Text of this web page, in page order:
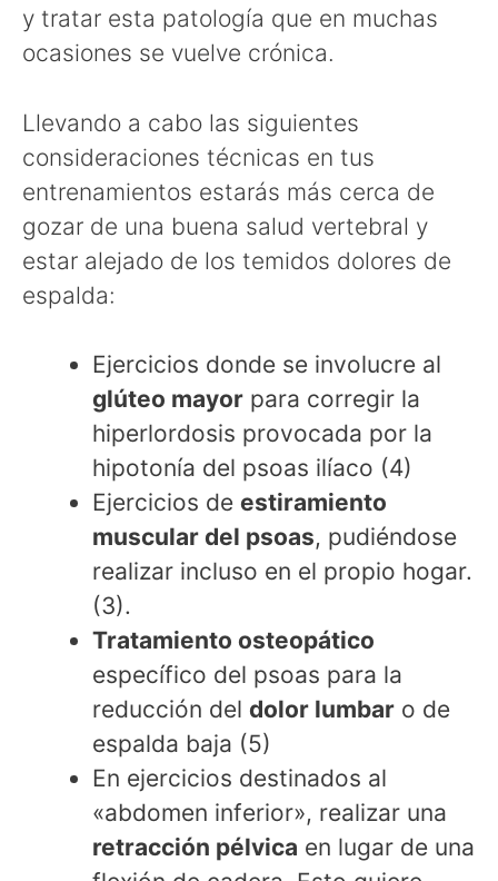
y tratar esta patología que en muchas
ocasiones se vuelve crónica.
Llevando a cabo las siguientes
consideraciones técnicas en tus
entrenamientos estarás más cerca de
gozar de una buena salud vertebral y
estar alejado de los temidos dolores de
espalda:
Ejercicios donde se involucre al
glúteo mayor para corregir la
hiperlordosis provocada por la
hipotonía del psoas ilíaco (4)
Ejercicios de estiramiento
muscular del psoas, pudiéndose
realizar incluso en el propio hogar.
(3).
Tratamiento osteopático
específico del psoas para la
reducción del dolor lumbar o de
espalda baja (5)
En ejercicios destinados al
«abdomen inferior», realizar una
retracción pélvica en lugar de una